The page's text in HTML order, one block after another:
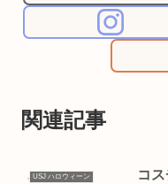
関連記事
USJ ハロウィーン
コ